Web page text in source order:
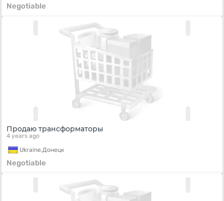
Negotiable
Продаю трансформаторы
4 years ago
Ukraine,Донецк
Negotiable